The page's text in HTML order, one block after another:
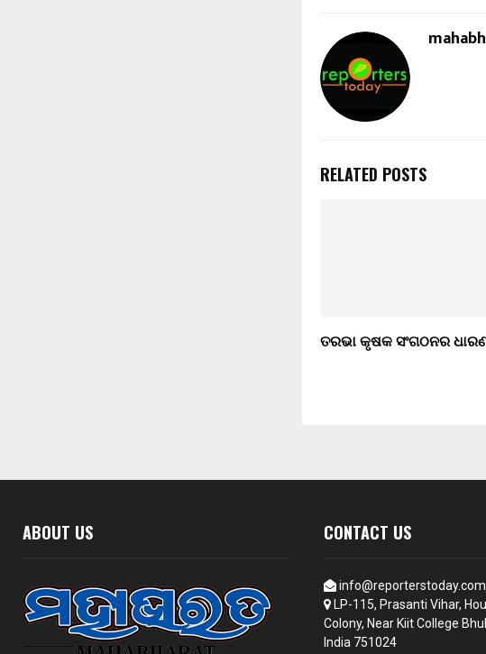
RELATED POSTS
ତରଭା କୃଷକ ସଂଗଠନର
ABOUT US CONTACT US
info@reporterstoday.com
LP-115, Prasanti Vihar,
Colony, Near Kiit College
India 751024